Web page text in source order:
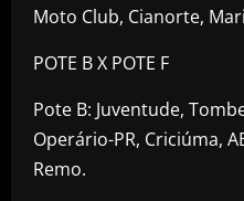
Moto Club, Cianorte,
POTE B X POTE F
Pote B: Juventude,
Operário-PR, Criciúma,
Remo.